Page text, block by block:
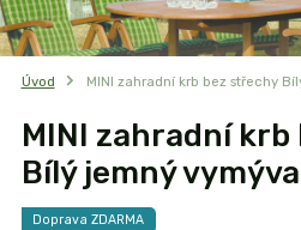
Úvod MINI zahradní krb bez střechy
MINI zahradní
Bílý jemný
Doprava ZDARMA